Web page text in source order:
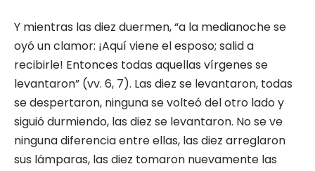
Y mientras las diez duermen, “a la medianoche se
oyó un clamor: ¡Aquí viene el esposo; salid a
recibirle! Entonces todas aquellas vírgenes se
levantaron” (vv. 6, 7). Las diez se levantaron, todas
se despertaron, ninguna se volteó del otro lado y
siguió durmiendo, las diez se levantaron. No se ve
ninguna diferencia entre ellas, las diez arreglaron
sus lámparas, las diez tomaron nuevamente las